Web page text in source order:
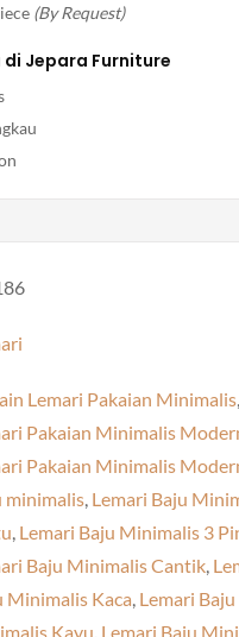
(By Request)
Jepara Furniture
Lemari Pakaian Minimalis
Pakaian Minimalis
Pakaian Minimalis
minimalis Lemari Baju
Lemari Baju Minimalis 3
Baju Minimalis Cantik
Minimalis Kaca Lemari Baju
Kayu Lemari Baju